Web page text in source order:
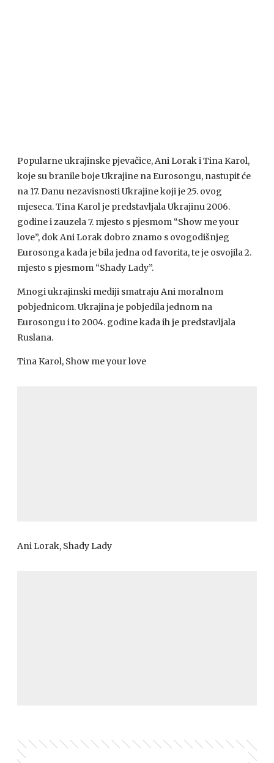
Popularne ukrajinske pjevačice, Ani Lorak i Tina Karol,
koje su branile boje Ukrajine na Eurosongu, nastupit će
na 17. Danu nezavisnosti Ukrajine koji je 25. ovog
mjeseca. Tina Karol je predstavljala Ukrajinu 2006.
godine i zauzela 7. mjesto s pjesmom “Show me your
love”, dok Ani Lorak dobro znamo s ovogodišnjeg
Eurosonga kada je bila jedna od favorita, te je osvojila 2.
mjesto s pjesmom “Shady Lady”.
Mnogi ukrajinski mediji smatraju Ani moralnom
pobjednicom. Ukrajina je pobjedila jednom na
Eurosongu i to 2004. godine kada ih je predstavljala
Ruslana.
Tina Karol, Show me your love
Ani Lorak, Shady Lady